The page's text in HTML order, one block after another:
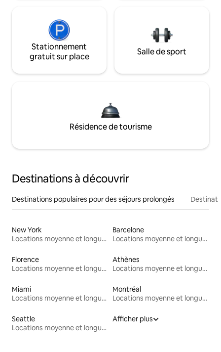
Stationnement
gratuit sur place
Salle de sport
Résidence de tourisme
Destinations à découvrir
Destinations populaires pour des séjours prolongés
New York
Locations moyenne et longue durée
Barcelone
Locations moyenne et longue durée
Florence
Locations moyenne et longue durée
Athènes
Locations moyenne et longue durée
Miami
Locations moyenne et longue durée
Montréal
Locations moyenne et longue durée
Seattle
Locations moyenne et longue durée
Afficher plus